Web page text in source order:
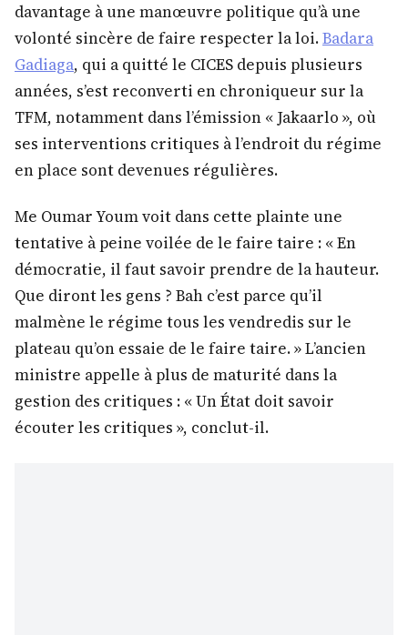
davantage à une manœuvre politique qu’à une
volonté sincère de faire respecter la loi.Badara
Gadiaga, qui a quitté le CICES depuis plusieurs
années, s’est reconverti en chroniqueur sur la
TFM, notamment dans l’émission « Jakaarlo », où
ses interventions critiques à l’endroit du régime
en place sont devenues régulières.
Me Oumar Youm voit dans cette plainte une
tentative à peine voilée de le faire taire : « En
démocratie, il faut savoir prendre de la hauteur.
Que diront les gens ? Bah c’est parce qu’il
malmène le régime tous les vendredis sur le
plateau qu’on essaie de le faire taire. » L’ancien
ministre appelle à plus de maturité dans la
gestion des critiques : « Un État doit savoir
écouter les critiques », conclut-il.